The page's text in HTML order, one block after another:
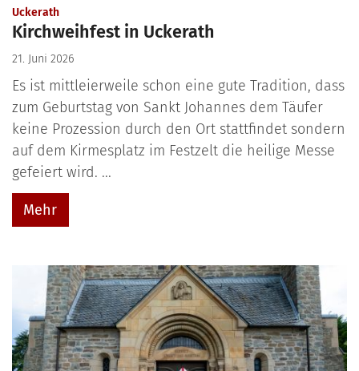
Uckerath:
Kirchweihfest in Uckerath
21. Juni 2026
Es ist mittleierweile schon eine gute Tradition, dass
zum Geburtstag von Sankt Johannes dem Täufer
keine Prozession durch den Ort stattfindet sondern
auf dem Kirmesplatz im Festzelt die heilige Messe
gefeiert wird. ...
Mehr